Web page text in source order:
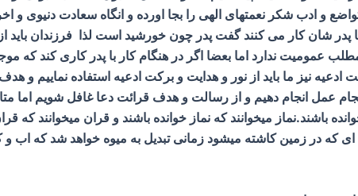
و ادب شکر نعمتهای الهی را بجا اورده و انگاه سعادت دنیوی
شان کار می کنند گفت پدر چون خورشید است لذا فرزندان باید از
عمومیت ندارد اما بعضا اگر در هنگام کار با پدر کاری کند که
نیز ما باید از نور و هدایت و برکت ادعیه استفاده نماییم و
عمل انجام دهیم و از رسالت و هدف قرائت دعا غافل شویم اما
باشند.نماز میخوانند که نماز خوانده باشند و قران میخوانند که
ای که در زمین کاشته میشود زمانی تبدیل به میوه خواهد شد که